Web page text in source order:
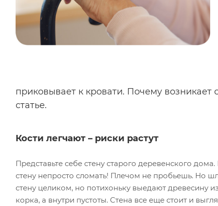
приковывает к кровати. Почему возникает
статье.
Кости легчают – риски растут
Представьте себе стену старого деревенского
стену непросто сломать! Плечом не пробьешь. Но
стену целиком, но потихоньку выедают древесину
корка, а внутри пустоты. Стена все еще стоит и